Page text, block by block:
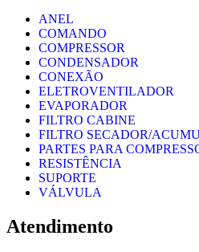
ANEL
COMANDO
COMPRESSOR
CONDENSADOR
CONEXÃO
ELETROVENTILADOR
EVAPORADOR
FILTRO CABINE
FILTRO SECADOR/
PARTES PARA
RESISTÊNCIA
SUPORTE
VÁLVULA
Atendimento